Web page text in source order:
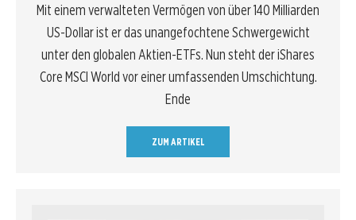
Mit einem verwalteten Vermögen von über 140 Milliarden
US-Dollar ist er das unangefochtene Schwergewicht
unter den globalen Aktien-ETFs. Nun steht der iShares
Core MSCI World vor einer umfassenden Umschichtung.
Ende
ZUM ARTIKEL